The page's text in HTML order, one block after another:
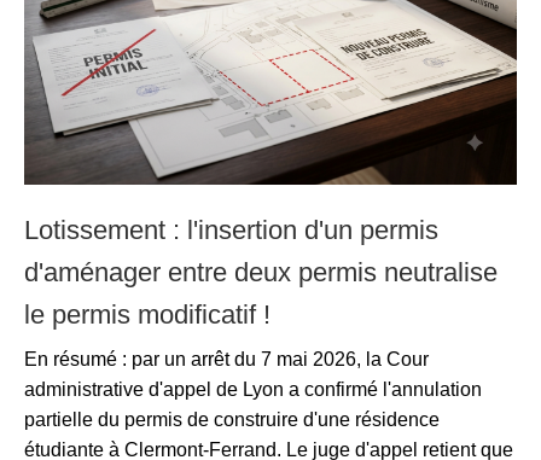
Lotissement : l'insertion d'un permis
d'aménager entre deux permis neutralise
le permis modificatif !
En résumé : par un arrêt du 7 mai 2026, la Cour
administrative d'appel de Lyon a confirmé l'annulation
partielle du permis de construire d'une résidence
étudiante à Clermont-Ferrand. Le juge d'appel retient que